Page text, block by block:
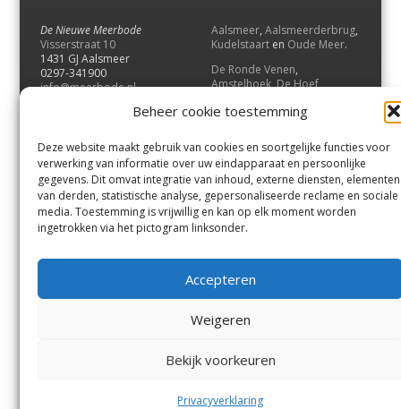
Beheer cookie toestemming
Deze website maakt gebruik van cookies en soortgelijke functies voor
verwerking van informatie over uw eindapparaat en persoonlijke
gegevens. Dit omvat integratie van inhoud, externe diensten, elementen
van derden, statistische analyse, gepersonaliseerde reclame en sociale
media. Toestemming is vrijwillig en kan op elk moment worden
ingetrokken via het pictogram linksonder.
Accepteren
Weigeren
Bekijk voorkeuren
Privacyverklaring
De Nieuwe Meerbode
Visserstraat 10
1431 GJ Aalsmeer
0297-341900
info@meerbode.nl
Aalsmeer, Aalsmeerderbrug,
Kudelstaart en Oude Meer.
De Ronde Venen,
Amstelhoek,De Hoef,
Vrouwenakker,Waverveen
UithoornenDe Kwakel.
Contact
Andere uitgaven
Bezorgklacht
Vacatures
Voorwaarden
Privacyverklaring
De Ronde Venen